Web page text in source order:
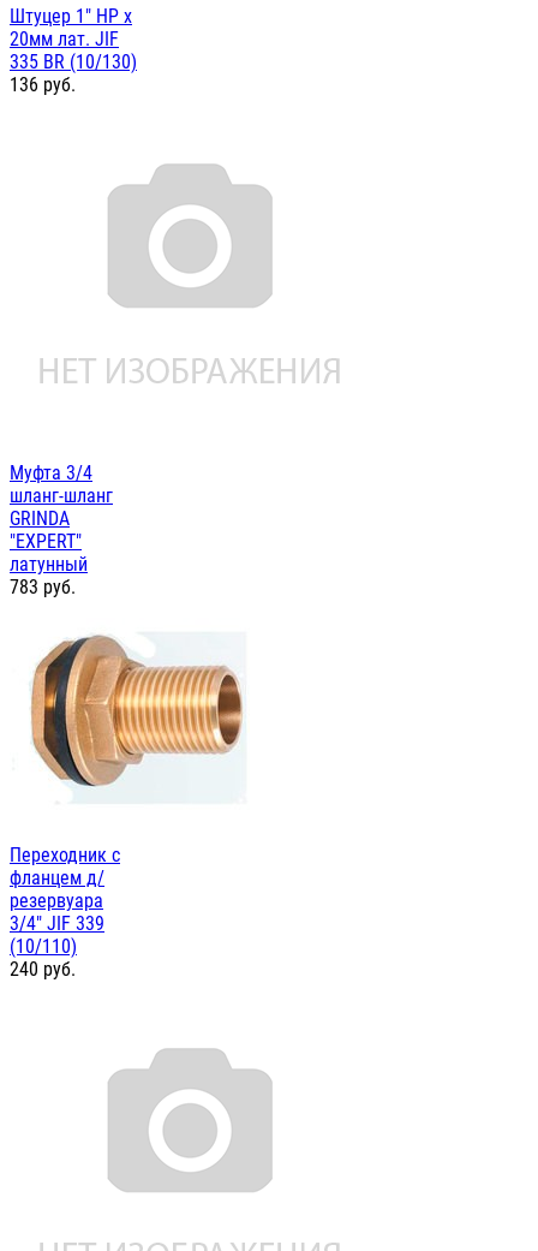
Штуцер 1" НР х
20мм лат. JIF
335 BR (10/130)
136 руб.
Муфта 3/4
шланг-шланг
GRINDA
"EXPERT"
латунный
783 руб.
Переходник с
фланцем д/
резервуара
3/4" JIF 339
(10/110)
240 руб.